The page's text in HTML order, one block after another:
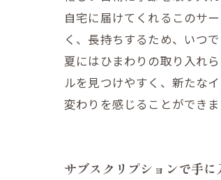
自宅に届けてくれるこのサ
く、長持ちするため、いつ
夏にはひまわりの取り入れ
ルを見つけやすく、新たな
変わりを感じることができ
サブスクリプションで手